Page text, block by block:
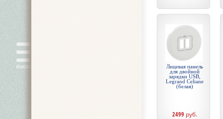
Лицевая панель
для двойной
зарядки USB,
Legrand Celiane
(белая)
2499 руб.